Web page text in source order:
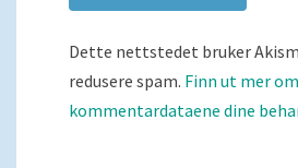
Dette nettstedet bruker
redusere spam. Finn ut mer
kommentardataene dine